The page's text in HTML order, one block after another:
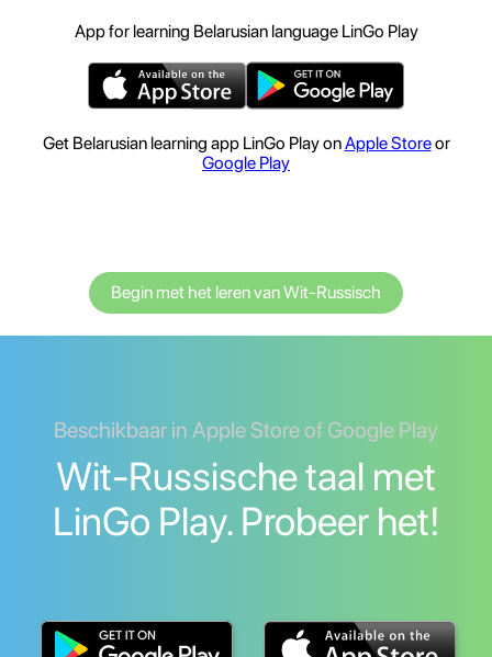
App for learning Belarusian language LinGo Play
Get Belarusian learning app LinGo Play onApple Storeor
Google Play
Begin met het leren van Wit-Russisch
Beschikbaar in Apple Store of Google Play
Wit-Russische taal met
LinGo Play. Probeer het!